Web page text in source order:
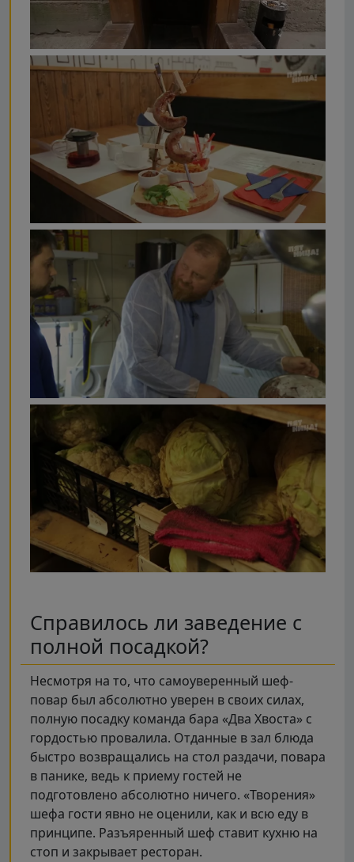
Справилось ли заведение с
полной посадкой?
Несмотря на то, что самоуверенный шеф-
повар был абсолютно уверен в своих силах,
полную посадку команда бара «Два Хвоста» с
гордостью провалила. Отданные в зал блюда
быстро возвращались на стол раздачи, повара
в панике, ведь к приему гостей не
подготовлено абсолютно ничего. «Творения»
шефа гости явно не оценили, как и всю еду в
принципе. Разъяренный шеф ставит кухню на
стоп и закрывает ресторан.